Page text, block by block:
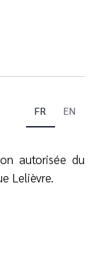
FR EN
autorisée du
Lelièvre.